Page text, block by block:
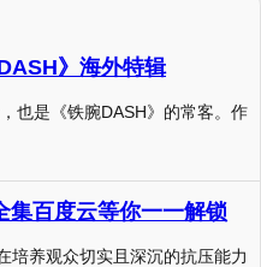
》海外特辑
也是《铁腕DASH》的常客。作
集百度云等你一一解锁
培养观众切实且深沉的抗压能力